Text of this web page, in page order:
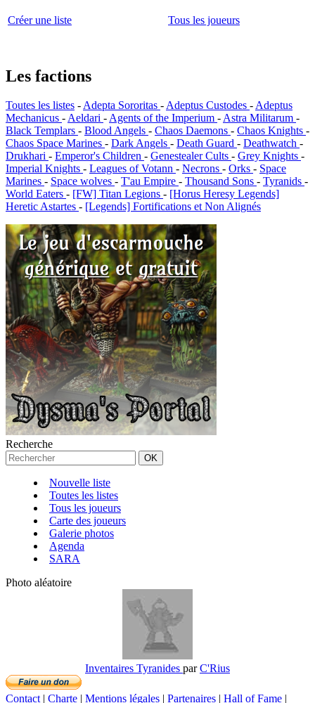
Créer une liste Tous les joueurs
Les factions
Toutes les listes -Adepta Sororitas -Adeptus Custodes -Adeptus
Mechanicus -Aeldari -Agents of the Imperium -Astra Militarum -
Black Templars - Blood Angels - Chaos Daemons - Chaos Knights -
Chaos Space Marines - Dark Angels - Death Guard - Deathwatch -
Drukhari - Emperor's Children - Genestealer Cults - Grey Knights -
Imperial Knights - Leagues of Votann - Necrons - Orks - Space
Marines - Space wolves - T'au Empire - Thousand Sons - Tyranids -
World Eaters - [FW] Titan Legions - [Horus Heresy Legends]
Heretic Astartes - [Legends] Fortifications et Non Alignés
Recherche
Nouvelle liste
Toutes les listes
Tous les joueurs
Carte des joueurs
Galerie photos
Agenda
SARA
Photo aléatoire
Inventaires Tyranides parC'Rius
Contact| Charte | Mentions légales | Partenaires | Hall of Fame |